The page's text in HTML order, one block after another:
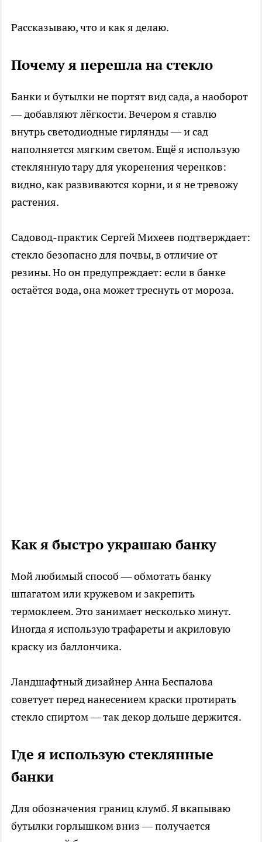
Рассказываю, что и как я делаю.
Почему я перешла на стекло
Банки и бутылки не портят вид сада, а наоборот
— добавляют лёгкости. Вечером я ставлю
внутрь светодиодные гирлянды — и сад
наполняется мягким светом. Ещё я использую
стеклянную тару для укоренения черенков:
видно, как развиваются корни, и я не тревожу
растения.
Садовод-практик Сергей Михеев подтверждает:
стекло безопасно для почвы, в отличие от
резины. Но он предупреждает: если в банке
остаётся вода, она может треснуть от мороза.
Как я быстро украшаю банку
Мой любимый способ — обмотать банку
шпагатом или кружевом и закрепить
термоклеем. Это занимает несколько минут.
Иногда я использую трафареты и акриловую
краску из баллончика.
Ландшафтный дизайнер Анна Беспалова
советует перед нанесением краски протирать
стекло спиртом — так декор дольше держится.
Где я использую стеклянные
банки
Для обозначения границ клумб. Я вкапываю
бутылки горлышком вниз — получается